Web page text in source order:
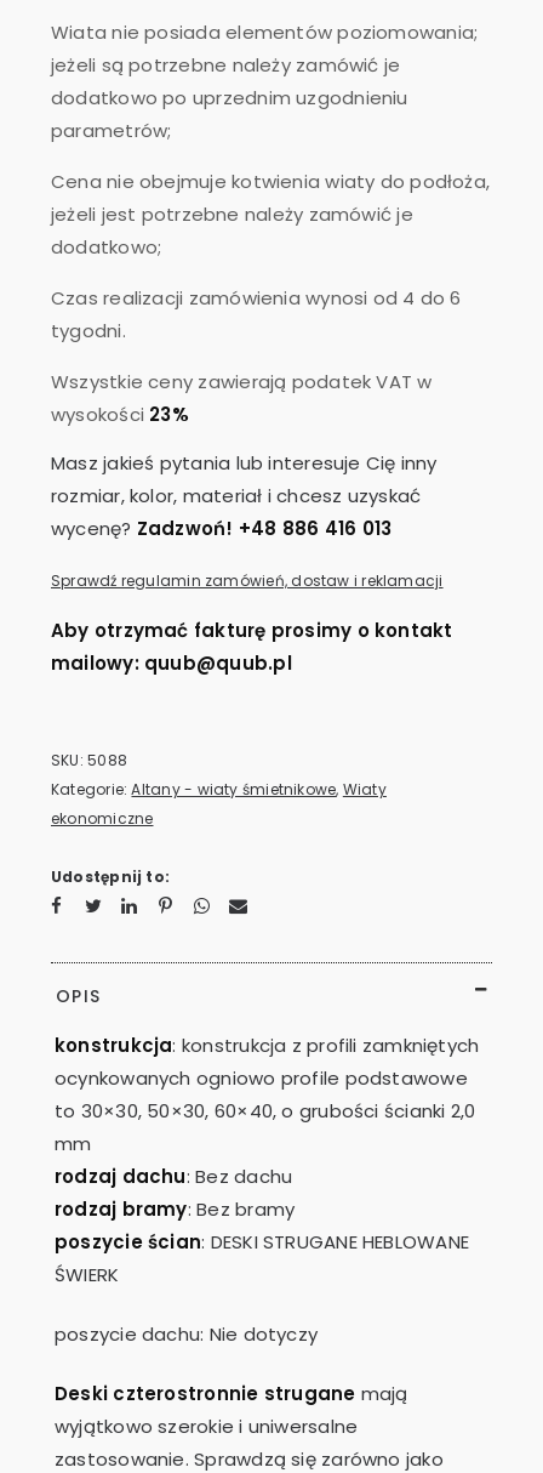
Wiata nie posiada elementów poziomowania;
jeżeli są potrzebne należy zamówić je
dodatkowo po uprzednim uzgodnieniu
parametrów;
Cena nie obejmuje kotwienia wiaty do podłoża,
jeżeli jest potrzebne należy zamówić je
dodatkowo;
Czas realizacji zamówienia wynosi od 4 do 6
tygodni.
Wszystkie ceny zawierają podatek VAT w
wysokości 23%
Masz jakieś pytania lub interesuje Cię inny
rozmiar, kolor, materiał i chcesz uzyskać
wycenę? Zadzwoń! +48 886 416 013
Sprawdź regulamin zamówień, dostaw i reklamacji
Aby otrzymać fakturę prosimy o kontakt
mailowy: quub@quub.pl
SKU:5088
Kategorie:Altany - wiaty śmietnikowe, Wiaty
ekonomiczne
Udostępnij to:
OPIS
konstrukcja: konstrukcja z profili zamkniętych
ocynkowanych ogniowo profile podstawowe
to 30×30, 50×30, 60×40, o grubości ścianki 2,0
mm
rodzaj dachu: Bez dachu
rodzaj bramy: Bez bramy
poszycie ścian: DESKI STRUGANE HEBLOWANE
ŚWIERK
poszycie dachu: Nie dotyczy
Deski czterostronnie strugane mają
wyjątkowo szerokie i uniwersalne
zastosowanie. Sprawdzą się zarówno jako